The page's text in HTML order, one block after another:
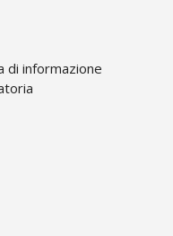
di informazione